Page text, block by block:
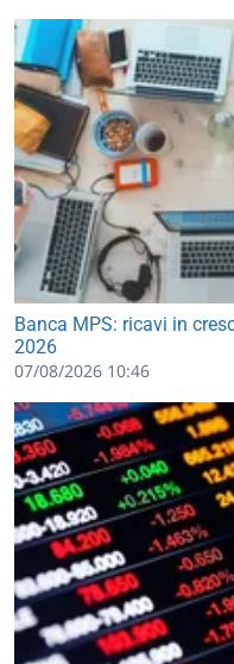
Banca MPS: ricavi in
2026
07/08/2026 10:46